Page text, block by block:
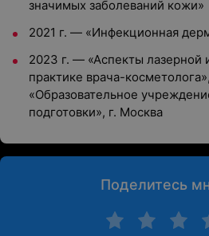
значимых заболеваний кожи»
2021 г. — «Инфекционная
2023 г. — «Аспекты лазерной
практике врача-
«Образовательное
подготовки», г. Москва
Поделитесь